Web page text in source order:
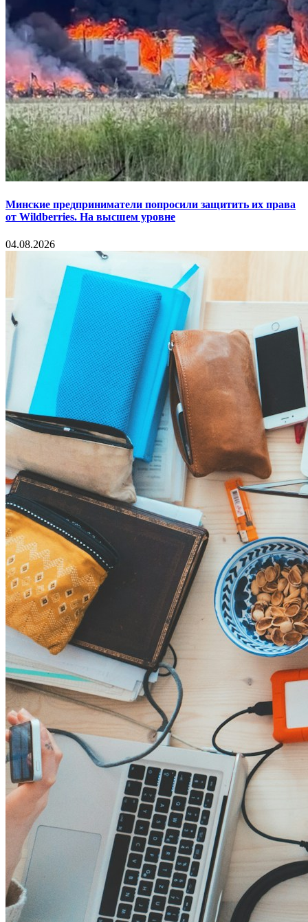
Минские предприниматели попросили защитить их права
от Wildberries. На высшем уровне
04.08.2026